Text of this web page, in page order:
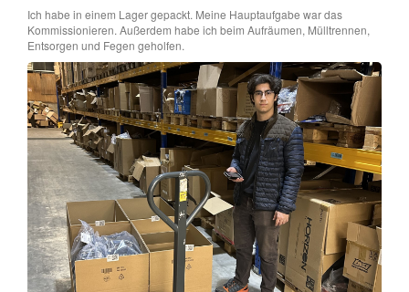
Ich habe in einem Lager gepackt. Meine Hauptaufgabe war das
Kommissionieren. Außerdem habe ich beim Aufräumen, Mülltrennen,
Entsorgen und Fegen geholfen.